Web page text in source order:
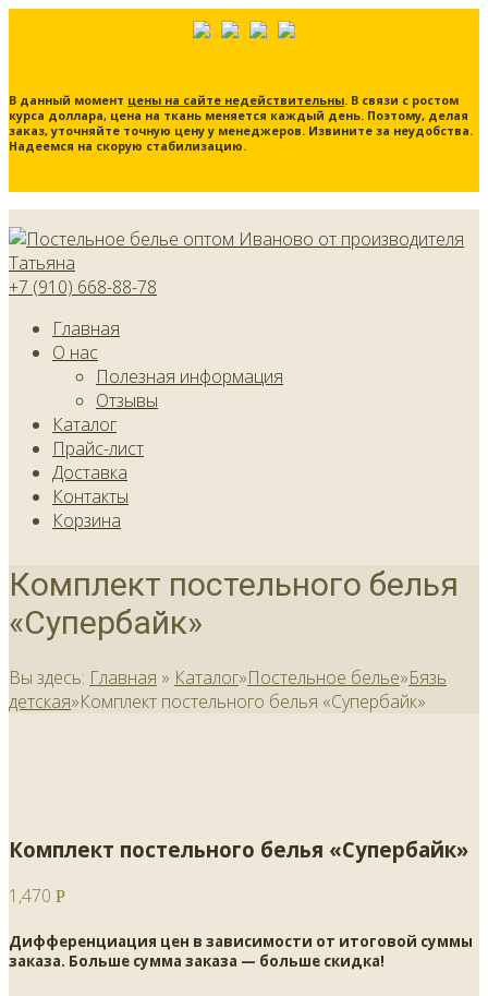
В данный момент цены на сайте недействительны. В связи с ростом
курса доллара, цена на ткань меняется каждый день. Поэтому, делая
заказ, уточняйте точную цену у менеджеров. Извините за неудобства.
Надеемся на скорую стабилизацию.
+7 (910) 668-88-78
Главная
О нас
Полезная информация
Отзывы
Каталог
Прайс-лист
Доставка
Контакты
Корзина
Комплект постельного белья
«Супербайк»
Вы здесь: Главная » Каталог»Постельное белье»Бязь
детская»Комплект постельного белья «Супербайк»
Комплект постельного белья «Супербайк»
1,470 Р
Дифференциация цен в зависимости от итоговой суммы
заказа. Больше сумма заказа — больше скидка!